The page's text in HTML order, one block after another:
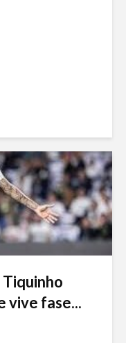
Tiquinho
vive fase...